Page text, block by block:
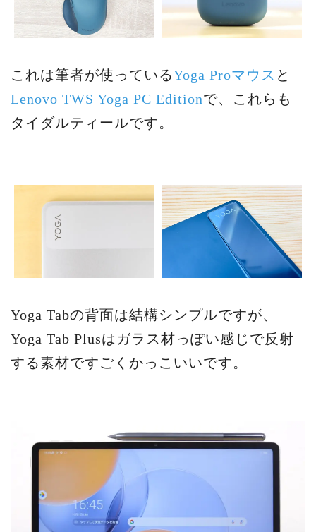
これは筆者が使っているYoga Proマウス と
Lenovo TWS Yoga PC Editionで、これらも
タイダルティールです。
Yoga Tabの背面は結構シンプルですが、
Yoga Tab Plusはガラス材っぽい感じで反射
する素材ですごくかっこいいです。